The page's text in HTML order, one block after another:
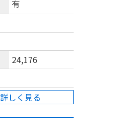
有
24,176
詳しく見る